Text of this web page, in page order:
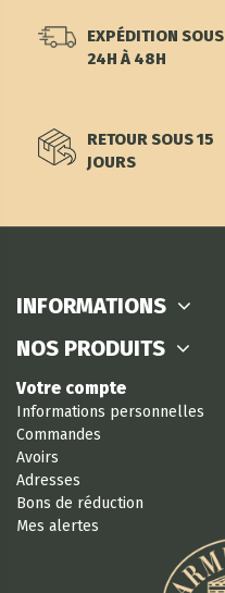
EXPÉDITION SOUS
24H À 48H
RETOUR SOUS 15
JOURS
INFORMATIONS
NOS PRODUITS
Votre compte
Informations personnelles
Commandes
Avoirs
Adresses
Bons de réduction
Mes alertes